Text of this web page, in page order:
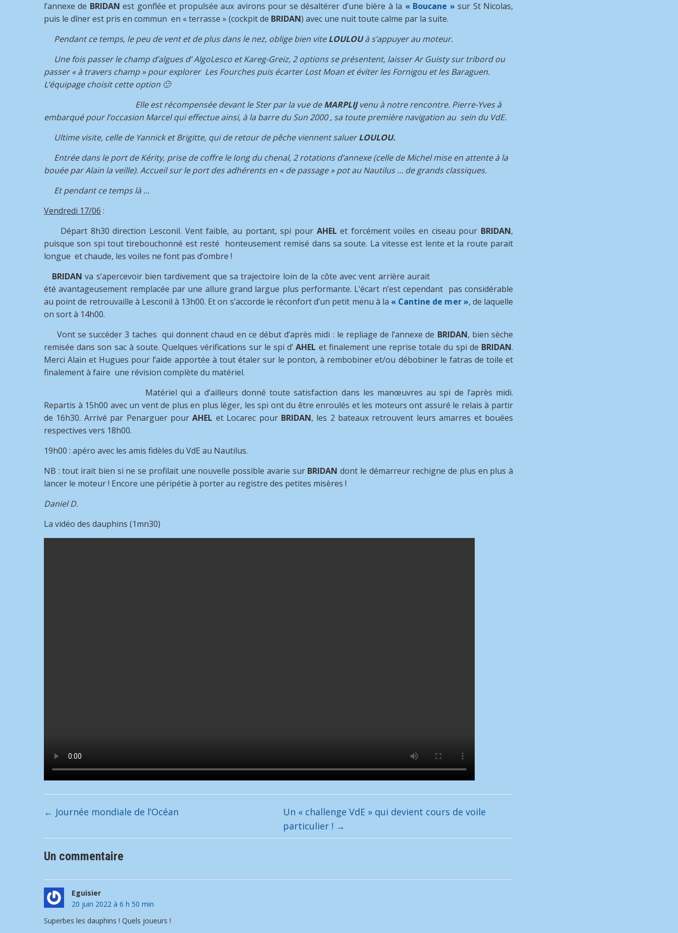
l’annexe de BRIDAN est gonflée et propulsée aux avirons pour se désaltérer d’une bière à la « Boucane » sur St Nicolas,
puis le dîner est pris en commun en « terrasse » (cockpit de BRIDAN) avec une nuit toute calme par la suite.
Pendant ce temps, le peu de vent et de plus dans le nez, oblige bien viteLOULOUà s’appuyer au moteur.
Une fois passer le champ d’algues d’ AlgoLesco et Kareg-Greiz, 2 options se présentent, laisser Ar Guisty sur tribord ou
passer « à travers champ » pour explorer Les Fourches puis écarter Lost Moan et éviter les Fornigou et les Baraguen.
L’équipage choisit cette option 🙂
Elle est récompensée devant le Ster par la vue deMARPLIJvenu à notre rencontre. Pierre-Yves à
embarqué pour l’occasion Marcel qui effectue ainsi, à la barre du Sun 2000 , sa toute première navigation au sein du VdE.
Ultime visite, celle de Yannick et Brigitte, qui de retour de pêche viennent saluerLOULOU.
Entrée dans le port de Kérity, prise de coffre le long du chenal, 2 rotations d’annexe (celle de Michel mise en attente à la
bouée par Alain la veille). Accueil sur le port des adhérents en « de passage » pot au Nautilus … de grands classiques.
Et pendant ce temps là …
Vendredi 17/06 :
Départ 8h30 direction Lesconil. Vent faible, au portant, spi pour AHEL et forcément voiles en ciseau pour BRIDAN,
puisque son spi tout tirebouchonné est resté honteusement remisé dans sa soute. La vitesse est lente et la route parait
longue et chaude, les voiles ne font pas d’ombre !
BRIDAN va s’apercevoir bien tardivement que sa trajectoire loin de la côte avec vent arrière aurait
été avantageusement remplacée par une allure grand largue plus performante. L’écart n’est cependant pas considérable
au point de retrouvaille à Lesconil à 13h00. Et on s’accorde le réconfort d’un petit menu à la « Cantine de mer », de laquelle
on sort à 14h00.
Vont se succéder 3 taches qui donnent chaud en ce début d’après midi : le repliage de l’annexe de BRIDAN, bien sèche
remisée dans son sac à soute. Quelques vérifications sur le spi d’AHEL et finalement une reprise totale du spi de BRIDAN.
Merci Alain et Hugues pour l’aide apportée à tout étaler sur le ponton, à rembobiner et/ou débobiner le fatras de toile et
finalement à faire une révision complète du matériel.
Matériel qui a d’ailleurs donné toute satisfaction dans les manœuvres au spi de l’après midi.
Repartis à 15h00 avec un vent de plus en plus léger, les spi ont du être enroulés et les moteurs ont assuré le relais à partir
de 16h30. Arrivé par Penarguer pourAHEL et Locarec pour BRIDAN, les 2 bateaux retrouvent leurs amarres et bouées
respectives vers 18h00.
19h00 : apéro avec les amis fidèles du VdE au Nautilus.
NB : tout irait bien si ne se profilait une nouvelle possible avarie sur BRIDAN dont le démarreur rechigne de plus en plus à
lancer le moteur ! Encore une péripétie à porter au registre des petites misères !
Daniel D.
La vidéo des dauphins (1mn30)
← Journée mondiale de l’Océan
Un « challenge VdE » qui devient cours de voile
particulier ! →
Un commentaire
Eguisier
20 juin 2022 à 6 h 50 min
Superbes les dauphins ! Quels joueurs !